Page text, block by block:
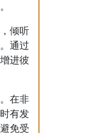
倾听
通过
进彼
在非
有发
免受